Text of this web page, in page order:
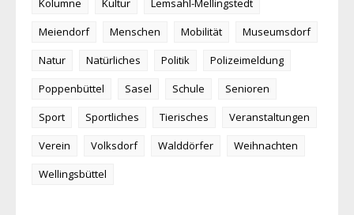
Kolumne
Kultur
Lemsahl-Mellingstedt
Meiendorf
Menschen Mobilität
Museumsdorf
Natur
Natürliches Politik
Polizeimeldung
Poppenbüttel
Sasel Schule
Senioren
Sport
Sportliches Tierisches
Veranstaltungen
Verein
Volksdorf Walddörfer
Weihnachten
Wellingsbüttel